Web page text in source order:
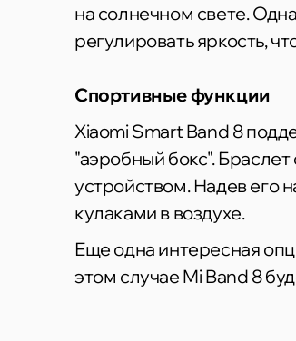
на солнечном свете.
регулировать яркость,
Спортивные функции
Xiaomi Smart Band 8
"аэробный бокс".
устройством. Надев его
кулаками в воздухе.
Еще одна интересная
этом случае Mi Band 8